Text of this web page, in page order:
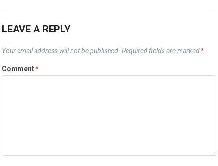
LEAVE A REPLY
Your email address will not be published. Required fields are marked *
Comment*